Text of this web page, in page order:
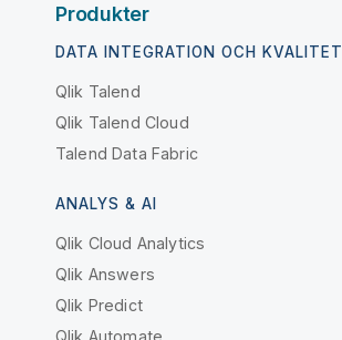
Produkter
DATA INTEGRATION OCH KVALITET
Qlik Talend
Qlik Talend Cloud
Talend Data Fabric
ANALYS & AI
Qlik Cloud Analytics
Qlik Answers
Qlik Predict
Qlik Automate